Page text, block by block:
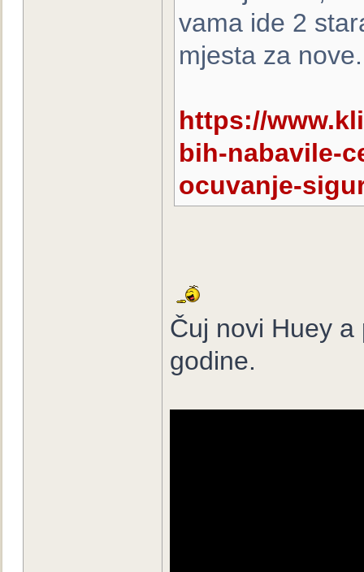
vama ide 2
mjesta za nove.
https://
bih-nabavile-
ocuvanje-
Čuj novi Huey
godine.